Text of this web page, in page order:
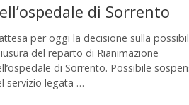
di Sorrento
per oggi la decisione sulla
del reparto di Rianimazione
di Sorrento. Possibile
servizio legata …